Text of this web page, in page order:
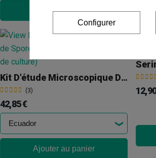
Ajouter au panier
Kit D'étude Microscopique De Spores De Champignons (+ Sac De Culture)
(3)
42,85 €
Ajouter au panier
Configurer